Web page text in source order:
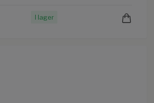
I lager